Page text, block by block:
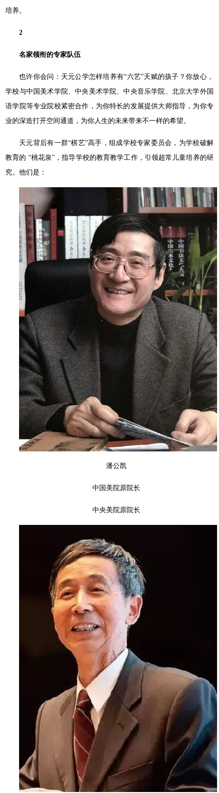
培养。
2
名家领衔的专家队伍
也许你会问：天元公学怎样培养有“六艺”天赋的孩子？你放⼼，
学校与中国美术学院、中央美术学院、中央⾳乐学院、北京大学外国
语学院等专业院校紧密合作，为你特⻓的发展提供⼤师指导，为你专
业的深造打开空间通道，为你⼈⽣的未来带来不⼀样的希望。
天元背后有⼀群“棋艺”⾼⼿，组成学校专家委员会，为学校破解
教育的 “桃花泉”，指导学校的教育教学⼯作，引领超常⼉童培养的研
究。他们是：
潘公凯
中国美院原院长
中央美院原院长